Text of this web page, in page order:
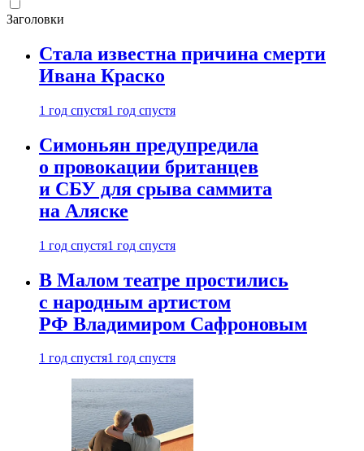
Заголовки
Стала известна причина смерти
Ивана Краско
1 год спустя1 год спустя
Симоньян предупредила
о провокации британцев
и СБУ для срыва саммита
на Аляске
1 год спустя1 год спустя
В Малом театре простились
с народным артистом
РФ Владимиром Сафроновым
1 год спустя1 год спустя